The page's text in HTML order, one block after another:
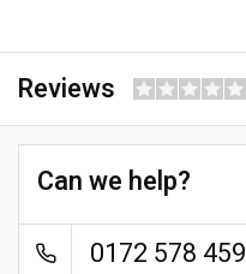
Reviews
Can we help?
0172 578 459